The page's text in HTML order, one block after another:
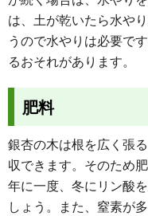
は、土が乾いたら水や
うので水やりは必要で
るおそれがあります。
肥料
銀杏の木は根を広く張
収できます。そのため
年に一度、冬にリン酸
しょう。また、窒素が